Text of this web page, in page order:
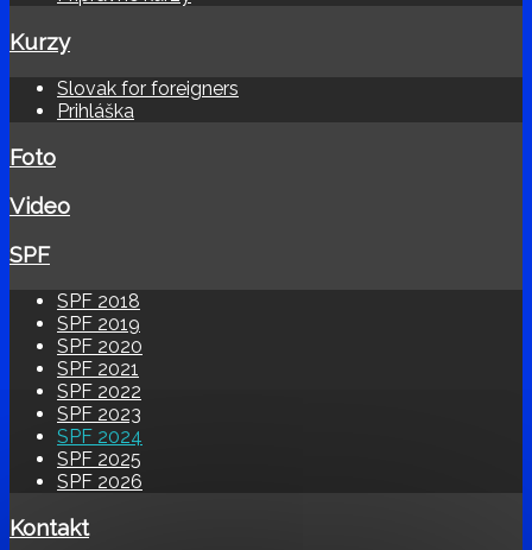
Kurzy
Slovak for foreigners
Prihláška
Foto
Video
SPF
SPF 2018
SPF 2019
SPF 2020
SPF 2021
SPF 2022
SPF 2023
SPF 2024
SPF 2025
SPF 2026
Kontakt